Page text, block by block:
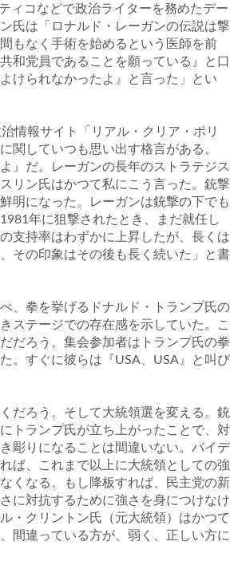
ィコなどで政治ライターを務めたデー
氏は「ロナルド・レーガンの伝説は撃
もなく手術を始めるという医師を前
和党員であることを願っている』と口
けられなかったよ』と言った」とい
情報サイト「リアル・クリア・ポリ
関していつも思い出す格言がある。
』だ。レーガンの長年のストラテジス
リン氏はかつて私にこう言った。銃撃
明になった。レーガンは銃撃の下でも
年に狙撃されたとき、まだ就任し
支持率はわずかに上昇したが、長くは
その印象はその後も長く続いた」と書
、拳を挙げるドナルド・トランプ氏の
ステージでの存在感を示していた。こ
だろう。集会参加者はトランプ氏の拳
。すぐに彼らは『USA、USA』と叫び
だろう。そして大統領選を変える。銃
トランプ氏が立ち上がったことで、対
彫りになることは間違いない。バイデ
ば、これまで以上に大統領としての強
くなる。もし降板すれば、民主党の新
に対抗するために強さを身につけなけ
・クリントン氏（元大統領）はかつて
間違っている方が、弱く、正しい方に